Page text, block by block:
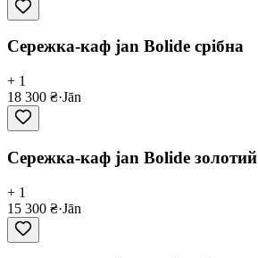
Сережка-каф jan Bolide срібна
+ 1
18 300 ₴·Jān
Сережка-каф jan Bolide золотий
+ 1
15 300 ₴·Jān